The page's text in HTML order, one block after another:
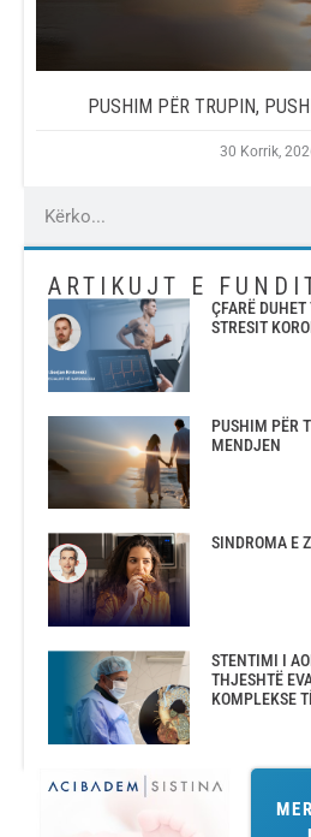
PUSHIM PËR TRUPIN,
30 Korrik,
ARTIKUJT E
ÇFARË
STRESIT
PUSHIM PËR
MENDJEN
SINDROMA E
STENTIMI I
THJESHTË
KOMPLEKSE